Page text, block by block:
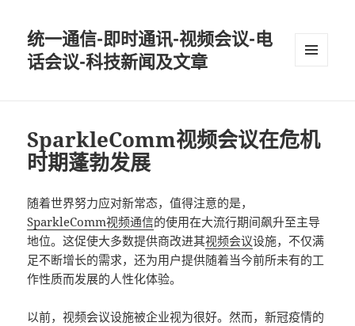
统一通信-即时通讯-视频会议-电
话会议-科技新闻及文章
SparkleComm视频会议在危机
时期蓬勃发展
随着世界努力应对新常态，值得注意的是，
SparkleComm视频通信的使用在大流行期间飙升至主导
地位。这促使大多数提供商改进其视频会议设施，不仅满
足不断增长的需求，还为用户提供随着当今前所未有的工
作性质而发展的人性化体验。
以前，视频会议设施被企业视为很好。然而，新冠疫情的